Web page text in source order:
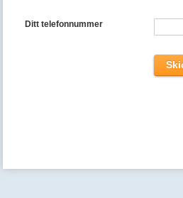
Ditt telefonnummer